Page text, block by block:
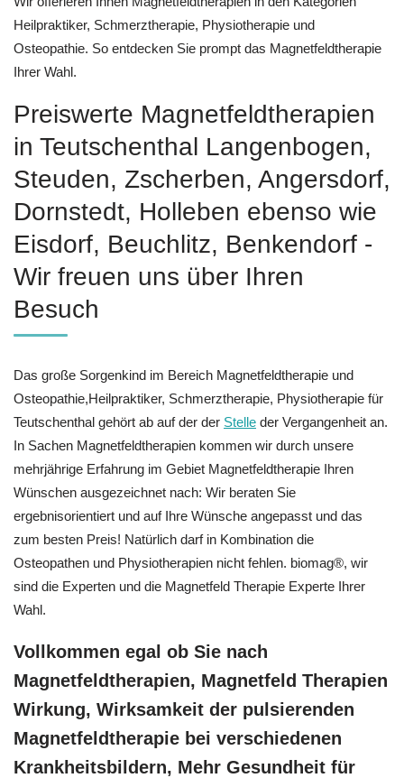
Heilpraktiker, Schmerztherapie, Physiotherapie und
Osteopathie. So entdecken Sie prompt das Magnetfeldtherapie
Ihrer Wahl.
Preiswerte Magnetfeldtherapien
in Teutschenthal Langenbogen,
Steuden, Zscherben, Angersdorf,
Dornstedt, Holleben ebenso wie
Eisdorf, Beuchlitz, Benkendorf -
Wir freuen uns über Ihren
Besuch
Das große Sorgenkind im Bereich Magnetfeldtherapie und
Osteopathie,Heilpraktiker, Schmerztherapie, Physiotherapie für
Teutschenthal gehört ab auf der der Stelle der Vergangenheit an.
In Sachen Magnetfeldtherapien kommen wir durch unsere
mehrjährige Erfahrung im Gebiet Magnetfeldtherapie Ihren
Wünschen ausgezeichnet nach: Wir beraten Sie
ergebnisorientiert und auf Ihre Wünsche angepasst und das
zum besten Preis! Natürlich darf in Kombination die
Osteopathen und Physiotherapien nicht fehlen. biomag®, wir
sind die Experten und die Magnetfeld Therapie Experte Ihrer
Wahl.
Vollkommen egal ob Sie nach
Magnetfeldtherapien, Magnetfeld Therapien
Wirkung, Wirksamkeit der pulsierenden
Magnetfeldtherapie bei verschiedenen
Krankheitsbildern, Mehr Gesundheit für